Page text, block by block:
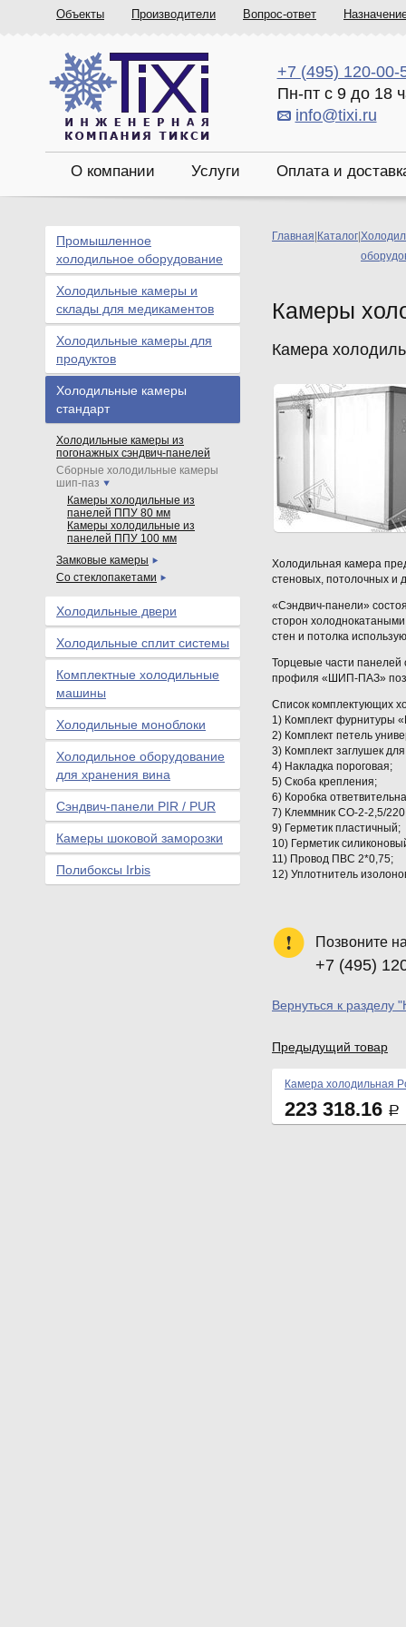
Объекты Производители Вопрос-ответ
+7 (495) 120-00-
Пн-пт с 9 до 18
info@tixi.ru
О компании Услуги Оплата и
Главная Каталог
Камеры
Камера
Холодильная камера
стеновых, потолочных и
«Сэндвич-панели»
сторон
стен и потолка
Торцевые части
профиля «ШИП-ПАЗ»
Список комплектующих
1) Комплект фурнитуры
2) Комплект петель
3) Комплект заглушек
4) Накладка пороговая;
5) Скоба крепления;
6) Коробка
7) Клеммник СО-2-2,5/
9) Герметик пластичный;
10) Герметик
11) Провод ПВС 2*0,75;
12) Уплотнитель
Позвоните
+7 (495)
Вернуться к
Предыдущий товар
Камера холодильная
223 318.16 Р
Промышленное
холодильное оборудование
Холодильные камеры и
склады для медикаментов
Холодильные камеры для
продуктов
Холодильные камеры
стандарт
Холодильные камеры из
погонажных сэндвич-панелей
Сборные холодильные камеры
шип-паз
Камеры холодильные из
панелей ППУ 80 мм
Камеры холодильные из
панелей ППУ 100 мм
Замковые камеры
Со стеклопакетами
Холодильные двери
Холодильные сплит системы
Комплектные холодильные
машины
Холодильные моноблоки
Холодильное оборудование
для хранения вина
Сэндвич-панели PIR / PUR
Камеры шоковой заморозки
Полибоксы Irbis